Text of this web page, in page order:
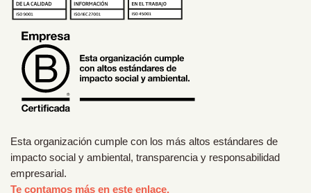
Esta organización cumple con los más altos estándares de
impacto social y ambiental, transparencia y responsabilidad
empresarial.
Te contamos más en este enlace.